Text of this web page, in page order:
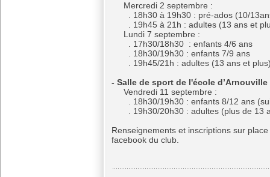
Mercredi 2 septembre :
. 18h30 à 19h30 : pré-ados (10/
. 19h45 à 21h : adultes (13 ans et
Lundi 7 septembre :
. 17h30/18h30 : enfants 4/6 ans
. 18h30/19h30 : enfants 7/9 ans
. 19h45/21h : adultes (13 ans et
- Salle de sport de l'école d’Arnouville
Vendredi 11 septembre :
. 18h30/19h30 : enfants 8/12 ans
. 19h30/20h30 : adultes (plus de 13
Renseignements et inscriptions sur
facebook du club.